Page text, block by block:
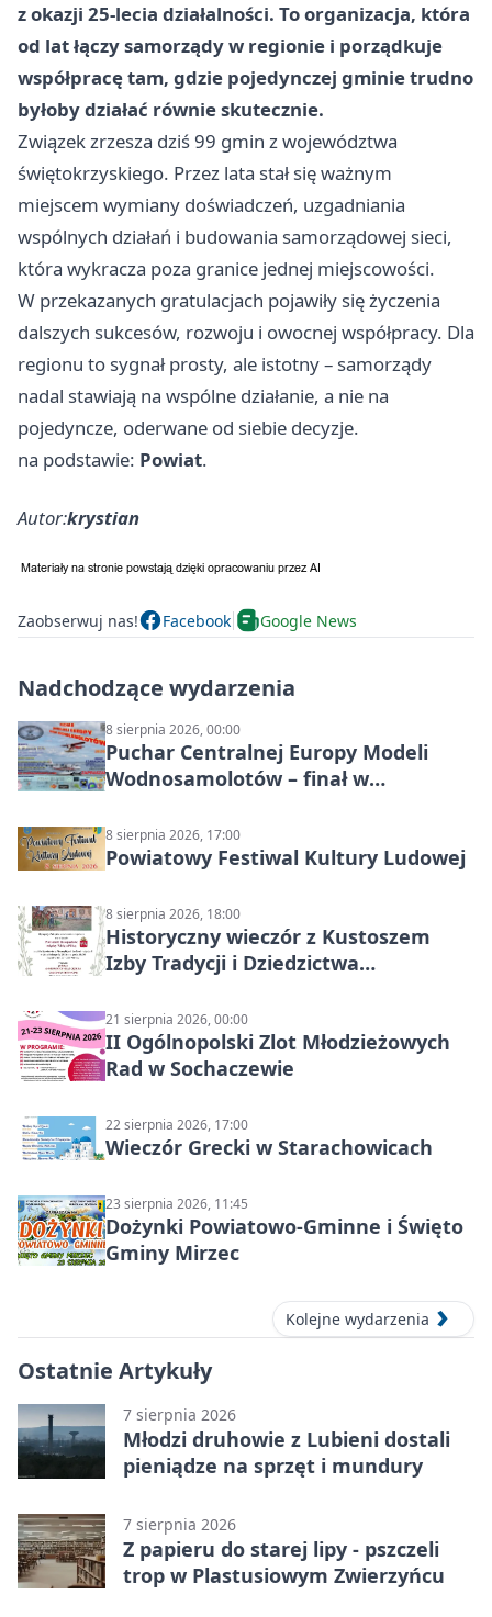
z okazji 25-lecia działalności. To organizacja, która
od lat łączy samorządy w regionie i porządkuje
współpracę tam, gdzie pojedynczej gminie trudno
byłoby działać równie skutecznie.
Związek zrzesza dziś 99 gmin z województwa
świętokrzyskiego. Przez lata stał się ważnym
miejscem wymiany doświadczeń, uzgadniania
wspólnych działań i budowania samorządowej sieci,
która wykracza poza granice jednej miejscowości.
W przekazanych gratulacjach pojawiły się życzenia
dalszych sukcesów, rozwoju i owocnej współpracy. Dla
regionu to sygnał prosty, ale istotny – samorządy
nadal stawiają na wspólne działanie, a nie na
pojedyncze, oderwane od siebie decyzje.
na podstawie: Powiat.
Autor:krystian
Zaobserwuj nas! Facebook Google News
Nadchodzące wydarzenia
8 sierpnia 2026, 00:00
Puchar Centralnej Europy Modeli
Wodnosamolotów – finał w
8 sierpnia 2026, 17:00
Powiatowy Festiwal Kultury Ludowej
8 sierpnia 2026, 18:00
Historyczny wieczór z Kustoszem
Izby Tradycji i Dziedzictwa
Gęburą
21 sierpnia 2026, 00:00
II Ogólnopolski Zlot Młodzieżowych
Rad w Sochaczewie
22 sierpnia 2026, 17:00
Wieczór Grecki w Starachowicach
23 sierpnia 2026, 11:45
Dożynki Powiatowo-Gminne i Święto
Gminy Mirzec
Kolejne wydarzenia
Ostatnie Artykuły
7 sierpnia 2026
Młodzi druhowie z Lubieni dostali
pieniądze na sprzęt i mundury
7 sierpnia 2026
Z papieru do starej lipy - pszczeli
trop w Plastusiowym Zwierzyńcu